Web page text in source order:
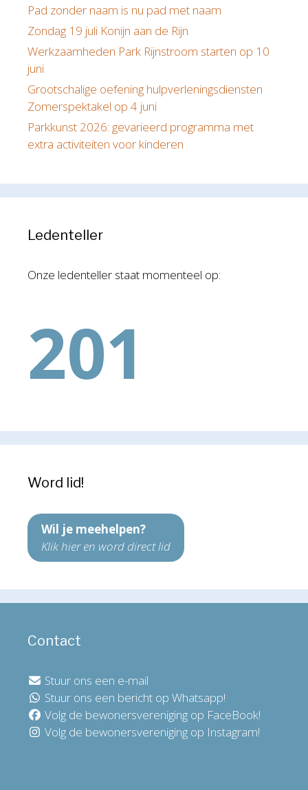
Pad zonder naam is nu pad met naam
Zondag 19 juli Konijn aan de Rijn
Werkzaamheden Park Rijnstroom starten op 10
juni
Grootschalige oefening hulpverleningsdiensten
Zomerspektakel op 4 juni
Parkkunst 2026: gevarieerd programma met
extra activiteiten voor kinderen
Ledenteller
Onze ledenteller staat momenteel op:
201
Word lid!
Wil je meehelpen?
Klik hier en word direct lid
Contact
Stuur ons een e-mail
Stuur ons een bericht op Whatsapp!
Volg de bewonersvereniging op FaceBook!
Volg de bewonersvereniging op Instagram!